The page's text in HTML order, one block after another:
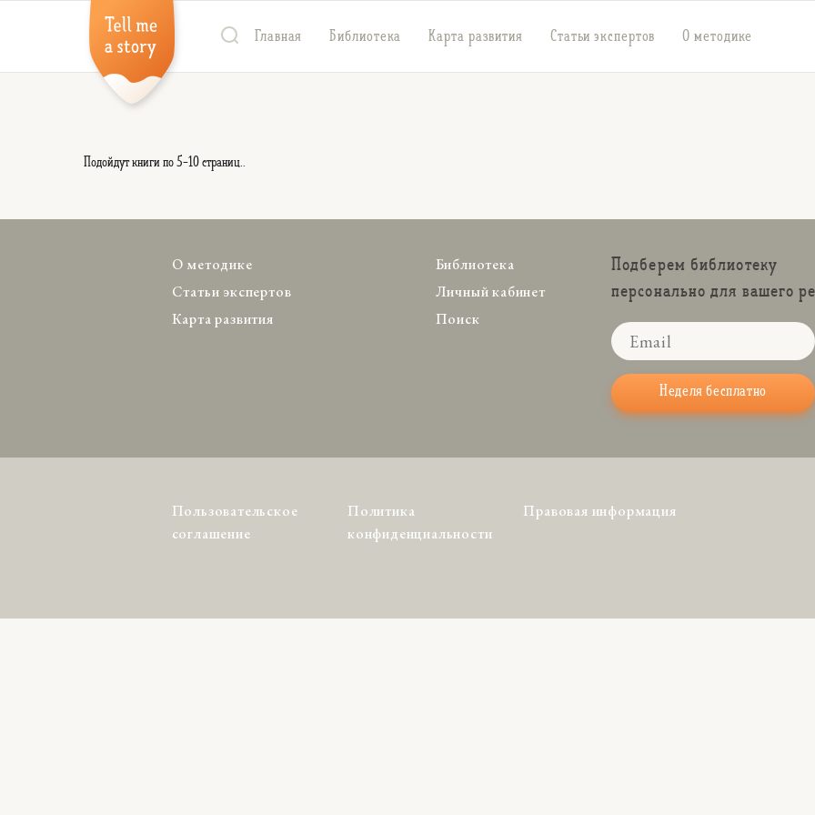
Главная Библиотека Карта развития Статьи экспертов О методике
Подойдут книги по 5-10 страниц..
О методике
Статьи экспертов
Карта развития
Библиотека
Личный кабинет
Поиск
Подберем библиотеку
персонально для вашего
Неделя бесплатно
Пользовательское
соглашение
Политика
конфиденциальности
Правовая информация